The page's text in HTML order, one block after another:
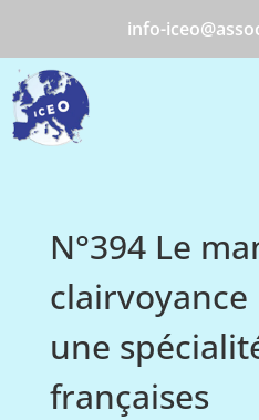
info-
N°394 Le
une
françaises